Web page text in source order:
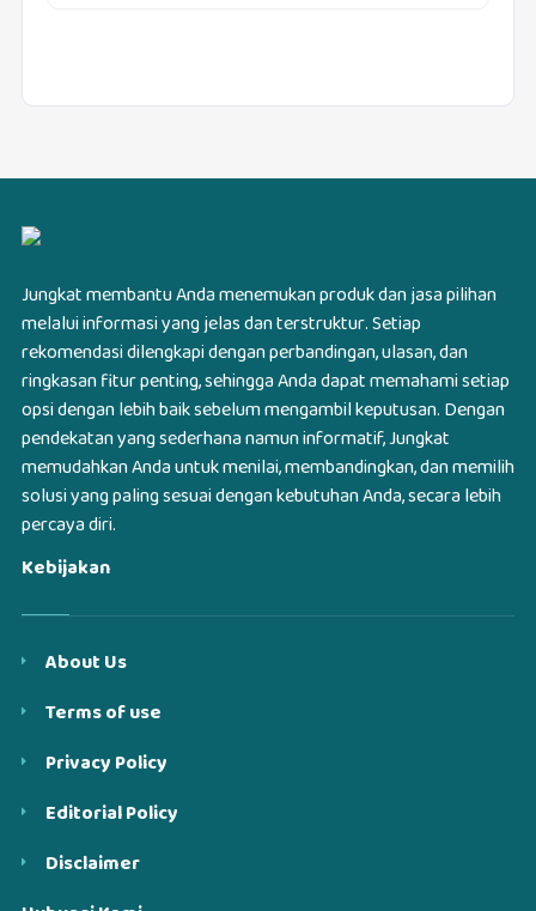
Jungkat membantu Anda menemukan produk dan jasa pilihan
melalui informasi yang jelas dan terstruktur. Setiap
rekomendasi dilengkapi dengan perbandingan, ulasan, dan
ringkasan fitur penting, sehingga Anda dapat memahami setiap
opsi dengan lebih baik sebelum mengambil keputusan. Dengan
pendekatan yang sederhana namun informatif, Jungkat
memudahkan Anda untuk menilai, membandingkan, dan memilih
solusi yang paling sesuai dengan kebutuhan Anda, secara lebih
percaya diri.
Kebijakan
About Us
Terms of use
Privacy Policy
Editorial Policy
Disclaimer